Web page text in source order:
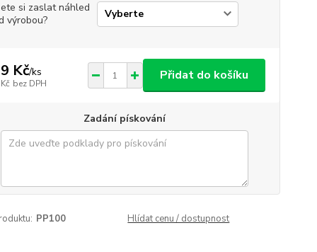
si zaslat náhled
výrobou?
Kč/ks
bez DPH
Přidat do košíku
Zadání pískování
PP100 Hlídat cenu / dostupnost